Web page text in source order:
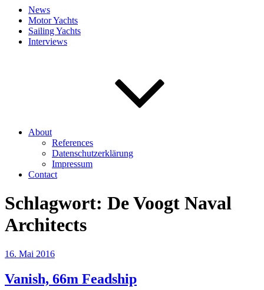
News
Motor Yachts
Sailing Yachts
Interviews
About
References
Datenschutzerklärung
Impressum
Contact
Schlagwort: De Voogt Naval
Architects
Veröffentlicht
16. Mai 2016
Vanish, 66m Feadship